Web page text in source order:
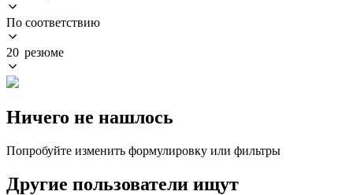
По соответствию
20 резюме
Ничего не нашлось
Попробуйте изменить формулировку или фильтры
Другие пользователи ищут